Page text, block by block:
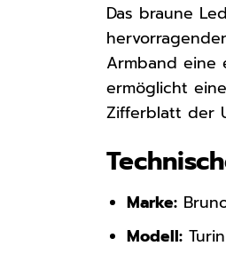
Das braune
Armband eine
ermöglicht
Zifferblatt der
Marke:
Modell: